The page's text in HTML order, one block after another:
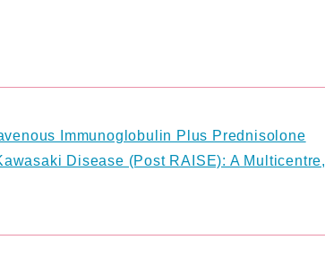
Immunoglobulin Plus Prednisolone
Disease (Post RAISE): A Multicentre,